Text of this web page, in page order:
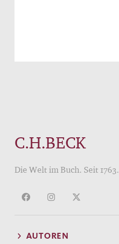
C.H.BECK
Die Welt im Buch. Seit 1763.
AUTOREN